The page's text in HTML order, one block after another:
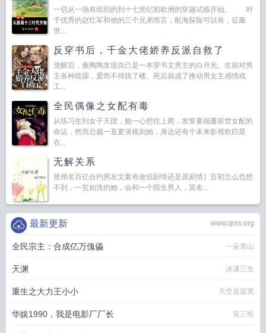
一切从一场有组织的到十七世纪初欧洲的穿越试炼开始。 对
于优秀的赵红军和他的三个兄弟而言，航海探险可以有，征服
世...
反穿书后，千金大佬娇养反派自救了
觉醒后，秦陶陶发现自己是一本穿书文男主的白月光。生前对男
主各种跪舔，爱而不得跳了楼。死后就成了推动男女主感情戏
工...
全民偶像之女配有毒
从练习生到女子天团，她一心想往上爬，发誓要颠覆前世女配的
命运，然而总裁一直要潜规则她，身边还有个未来影视歌巨星
在...
无解关系
曾用名百亿合约男友文案有改但剧情还是原剧情］言初怎么也想
不到，一贫如洗的她，会和一个陌生男人，莫名...
www.qrxs.org
最新更新
全民宗主：合成亿万傀儡 一朵青山
天渊 沐潇三生
重生之大力王小小 天空是寂寞
华娱1990，我是电影厂厂长 笑三哈